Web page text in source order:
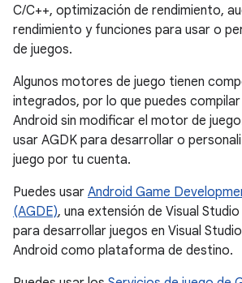
C/C++, optimización de rendimiento,
rendimiento y funciones para usar o
de juegos.
Algunos motores de juego tienen
integrados, por lo que puedes
Android sin modificar el motor de
usar AGDK para desarrollar o
juego por tu cuenta.
Puedes usar Android Game
(AGDE), una extensión de Visual
para desarrollar juegos en Visual
Android como plataforma de destino.